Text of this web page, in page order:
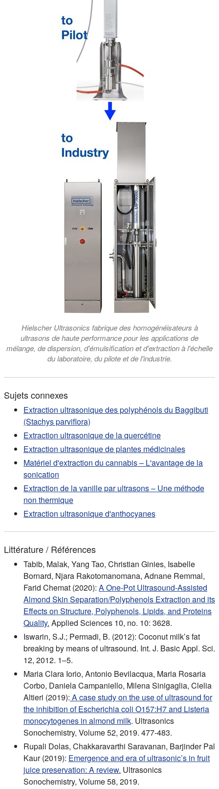
Hielscher Ultrasonics fabrique des homogénéisateurs à
ultrasons de haute performance pour les applications de
mélange, de dispersion, d'émulsification et d'extraction à l'échelle
du laboratoire, du pilote et de l'industrie.
Sujets connexes
Extraction ultrasonique des polyphénols du Baggibuti
(Stachys parviflora)
Extraction ultrasonique de la quercétine
Extraction ultrasonique de plantes médicinales
Matériel d'extraction du cannabis – L'avantage de la
sonication
Extraction de la vanille par ultrasons – Une méthode
non thermique
Extraction ultrasonique d'anthocyanes
Littérature / Références
Tabib, Malak, Yang Tao, Christian Ginies, Isabelle
Bornard, Njara Rakotomanomana, Adnane Remmal,
Farid Chemat (2020): A One-Pot Ultrasound-Assisted
Almond Skin Separation/Polyphenols Extraction and its
Effects on Structure, Polyphenols, Lipids, and Proteins
Quality. Applied Sciences 10, no. 10: 3628.
Iswarin, S.J.; Permadi, B. (2012): Coconut milk’s fat
breaking by means of ultrasound. Int. J. Basic Appl. Sci.
12, 2012. 1–5.
Maria Clara Iorio, Antonio Bevilacqua, Maria Rosaria
Corbo, Daniela Campaniello, Milena Sinigaglia, Clelia
Altieri (2019): A case study on the use of ultrasound for
the inhibition of Escherichia coli O157:H7 and Listeria
monocytogenes in almond milk. Ultrasonics
Sonochemistry, Volume 52, 2019. 477-483.
Rupali Dolas, Chakkaravarthi Saravanan, Barjinder Pal
Kaur (2019): Emergence and era of ultrasonic’s in fruit
juice preservation: A review. Ultrasonics
Sonochemistry, Volume 58, 2019.